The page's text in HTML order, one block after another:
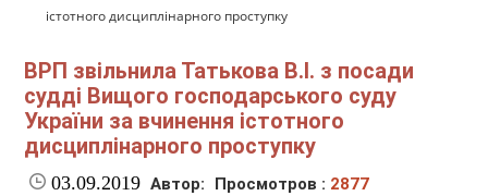
істотного дисциплінарного проступку
ВРП звільнила Татькова В.І. з посади
судді Вищого господарського суду
України за вчинення істотного
дисциплінарного проступку
03.09.2019 Автор: Просмотров : 2877